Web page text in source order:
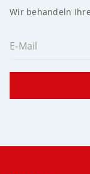
Wir behandeln
E-Mail